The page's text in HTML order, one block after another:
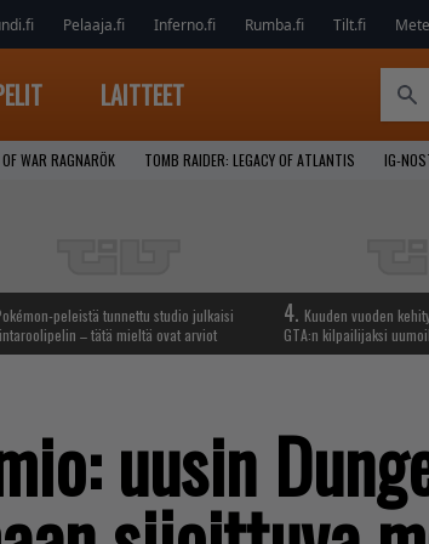
Pelaaja.fi Inferno.fi Rumba.fi Tilt.fi
LAITTEET
WAR RAGNARÖK TOMB RAIDER: LEGACY OF ATLANTIS IG-
peleistä tunnettu studio julkaisi
– tätä mieltä ovat arviot
4. Kuuden vuoden
GTA:n kilpailijaksi
uusin